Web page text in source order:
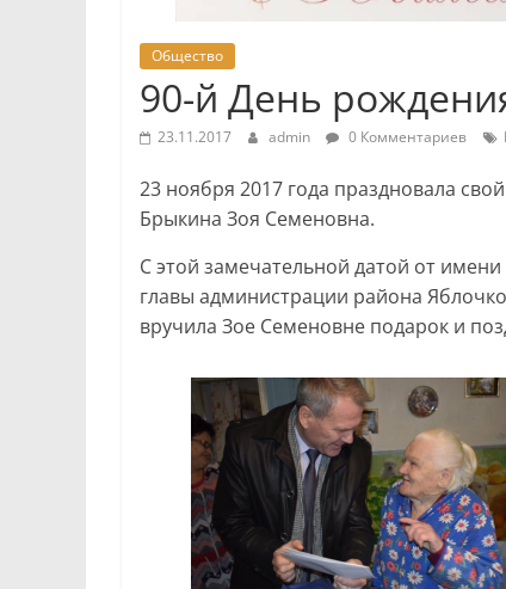
Общество
90-й День
23.11.2017 admin 0 Комментариев
23 ноября 2017 года праздновала
Брыкина Зоя Семеновна.
С этой замечательной датой от
главы администрации района
вручила Зое Семеновне подарок и